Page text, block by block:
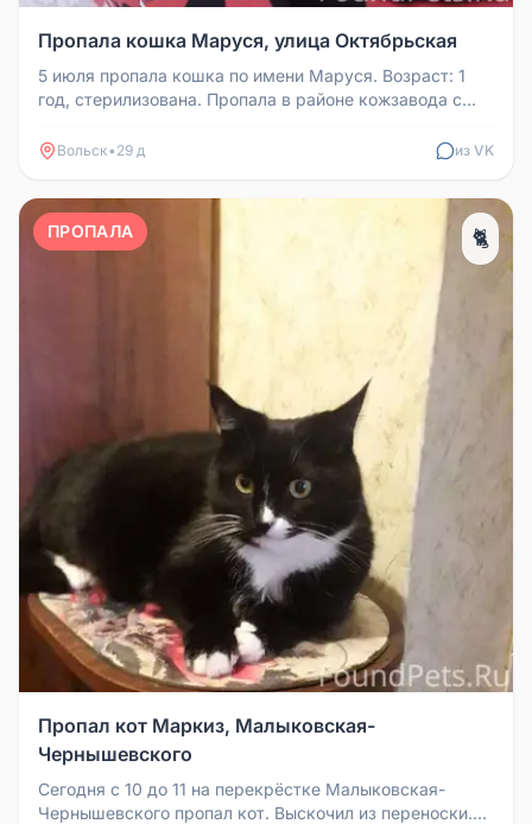
Пропала кошка Маруся, улица Октябрьская
5 июля пропала кошка по имени Маруся. Возраст: 1
год, стерилизована. Пропала в районе кожзавода с
Вольск• 29 д из VK
ПРОПАЛА 🐈
Пропал кот Маркиз, Малыковская-
Чернышевского
Сегодня с 10 до 11 на перекрёстке Малыковская-
Чернышевского пропал кот. Выскочил из переноски.